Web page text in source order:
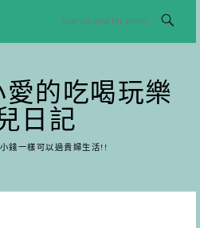
的吃喝玩樂
日記
錢一樣可以過貴婦生活!!